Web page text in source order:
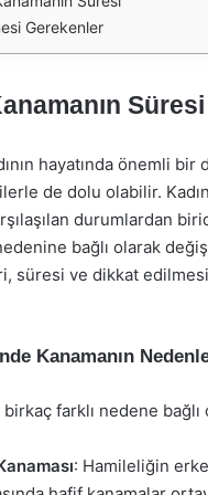
Gerekenler
hayatında önemli bir
de dolu olabilir.
durumlardan
bağlı olarak
süresi ve dikkat
Kanamanın
farklı nedene
: Hamileliğin